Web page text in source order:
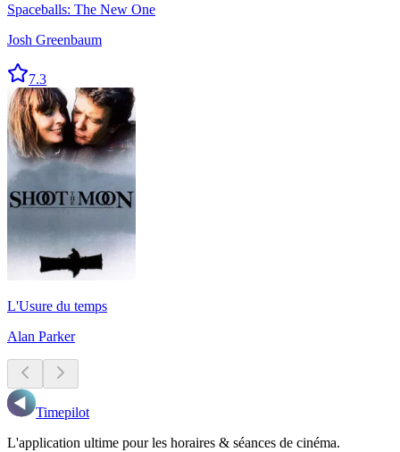
Spaceballs: The New One
Josh Greenbaum
7.3
L'Usure du temps
Alan Parker
Timepilot
L'application ultime pour les horaires & séances de cinéma.